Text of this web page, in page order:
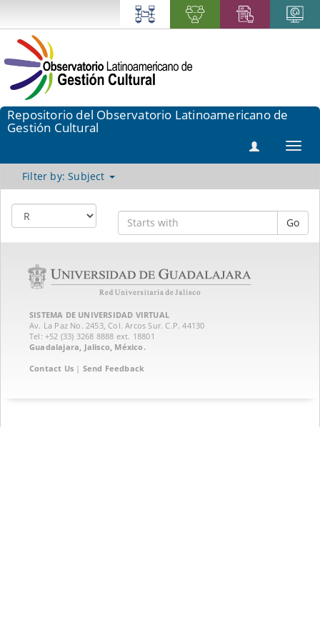
Repositorio del Observatorio Latinoamericano de
Gestión Cultural
Filter by: Subject
Go
SISTEMA DE UNIVERSIDAD VIRTUAL
Av. La Paz No. 2453, Col. Arcos Sur. C.P. 44130
Tel: +52 (33) 3268 8888‏ ext. 18801
Guadalajara, Jalisco, México.
Contact Us | Send Feedback